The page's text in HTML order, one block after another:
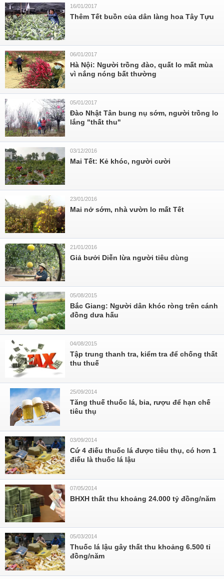
16/01/2017
Thêm Tết buồn của dân làng hoa Tây Tựu
06/01/2017
Hà Nội: Người trồng đào, quất lo mất mùa
vì nắng nóng bất thường
05/01/2017
Đào Nhật Tân bung nụ sớm, người trồng lo
lắng "thất thu"
03/12/2016
Mai Tết: Kẻ khóc, người cười
23/01/2016
Mai nở sớm, nhà vườn lo mất Tết
21/01/2016
Giả bưởi Diễn lừa người tiêu dùng
05/08/2015
Bắc Giang: Người dân khóc ròng trên cánh
đồng dưa hấu
04/08/2015
​Tập trung thanh tra, kiểm tra để chống thất
thu thuế
25/09/2014
Tăng thuế thuốc lá, bia, rượu để hạn chế
tiêu thụ
03/09/2014
Cứ 4 điếu thuốc lá được tiêu thụ, có hơn 1
điếu là thuốc lá lậu
07/05/2014
BHXH thất thu khoảng 24.000 tỷ đồng/năm
05/03/2014
Thuốc lá lậu gây thất thu khoảng 6.500 tỉ
đồng/năm